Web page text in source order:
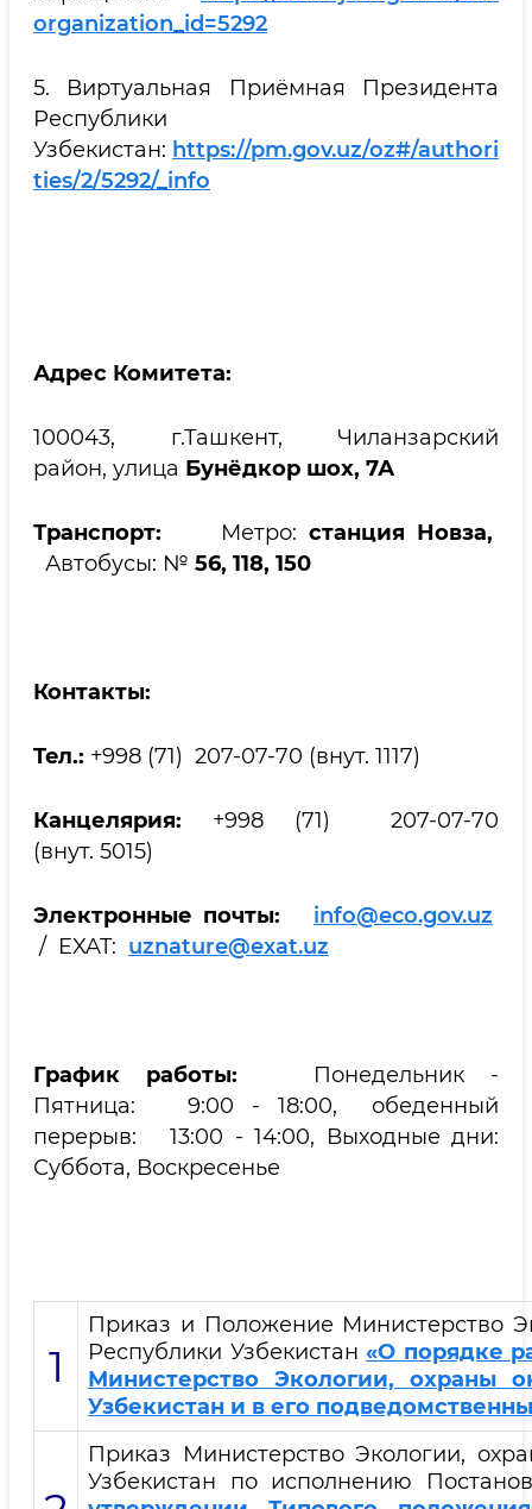
organization_id=5292
5. Виртуальная Приёмная Президента
Республики
Узбекистан: https://pm.gov.uz/oz#/authori
ties/2/5292/_info
Адрес Комитета:
100043, г.Ташкент, Чиланзарский
район, улица Бунёдкор шох, 7А
Транспорт: Метро: станция Новза,
Автобусы: № 56, 118, 150
Контакты:
Teл.: +998 (71) 207-07-70 (внут. 1117)
Канцелярия: +998 (71) 207-07-70
(внут. 5015)
Электронные почты:
info@eco.gov.uz
/ EXAT: uznature@exat.uz
График работы: Понедельник -
Пятница: 9:00 - 18:00, обеденный
перерыв: 13:00 - 14:00, Выходные дни:
Суббота, Воскресенье
1
Приказ и Положение Министерство
Республики Узбекистан«О порядке
Министерство Экологии, охраны
Узбекистан и в его
Приказ Министерство Экологии,
Узбекистан по исполнению